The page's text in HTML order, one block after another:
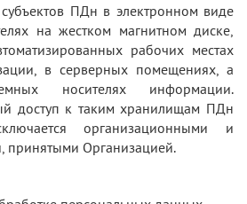
ПДн в электронном виде
на жестком магнитном диске,
рабочих местах
в серверных помещениях, а
носителях информации.
доступ к таким хранилищам ПДн
организационными и
принятыми Организацией.